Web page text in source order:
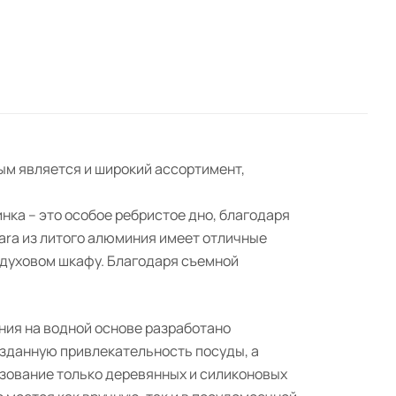
является и широкий ассортимент,
– это особое ребристое дно, благодаря
из литого алюминия имеет отличные
шкафу. Благодаря съемной
на водной основе разработано
привлекательность посуды, а
только деревянных и силиконовых